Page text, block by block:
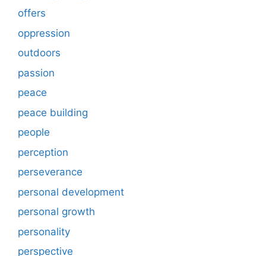
offers
oppression
outdoors
passion
peace
peace building
people
perception
perseverance
personal development
personal growth
personality
perspective